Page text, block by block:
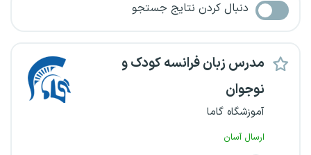
دنبال کردن نتایج جستجو
مدرس زبان فرانسه کودک و
نوجوان
آموزشگاه گاما
ارسال آسان